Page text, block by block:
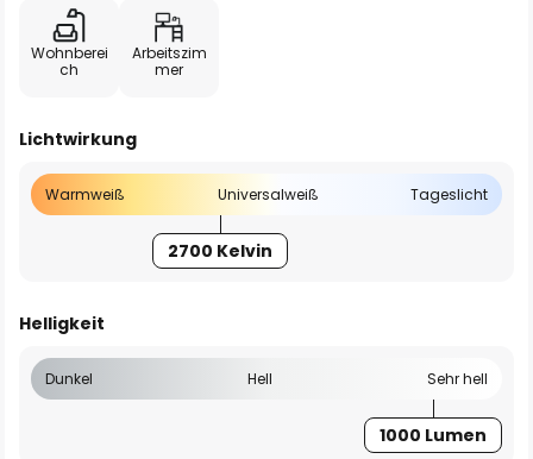
Wohnberei
ch
Arbeitszim
mer
Lichtwirkung
Warmweiß Universalweiß Tageslicht
2700 Kelvin
Helligkeit
Dunkel Hell Sehr hell
1000 Lumen